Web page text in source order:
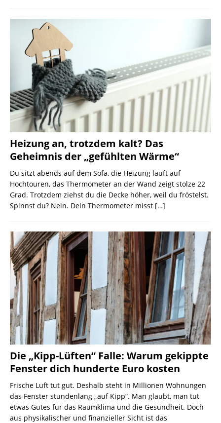
Heizung an, trotzdem kalt? Das
Geheimnis der „gefühlten Wärme“
Du sitzt abends auf dem Sofa, die Heizung läuft auf
Hochtouren, das Thermometer an der Wand zeigt stolze 22
Grad. Trotzdem ziehst du die Decke höher, weil du fröstelst.
Spinnst du? Nein. Dein Thermometer misst […]
Die „Kipp-Lüften“ Falle: Warum gekippte
Fenster dich hunderte Euro kosten
Frische Luft tut gut. Deshalb steht in Millionen Wohnungen
das Fenster stundenlang „auf Kipp“. Man glaubt, man tut
etwas Gutes für das Raumklima und die Gesundheit. Doch
aus physikalischer und finanzieller Sicht ist das